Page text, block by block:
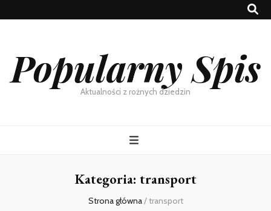
Popularny Spis
Aktualności z rożnych dziedzin
Kategoria: transport
Strona główna/transport